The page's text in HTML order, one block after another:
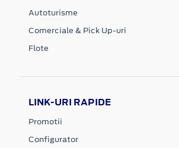
Autoturisme
Comerciale & Pick Up-uri
Flote
LINK-URI RAPIDE
Promotii
Configurator